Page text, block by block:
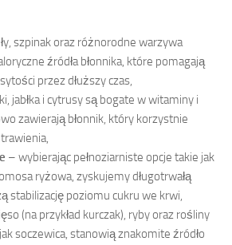
szpinak oraz różnorodne warzywa
źródła błonnika, które pomagają
przez dłuższy czas,
jabłka i cytrusy są bogate w witaminy i
zawierają błonnik, który korzystnie
– wybierając pełnoziarniste opcje takie jak
ryżowa, zyskujemy długotrwałą
stabilizację poziomu cukru we krwi,
(na przykład kurczak), ryby oraz rośliny
soczewica, stanowią znakomite źródło